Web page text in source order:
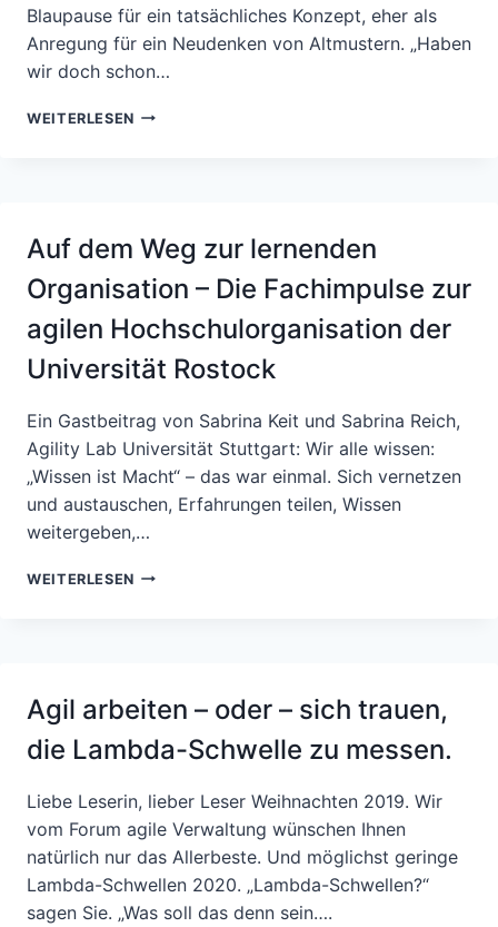
Blaupause für ein tatsächliches Konzept, eher als
Anregung für ein Neudenken von Altmustern. „Haben
wir doch schon…
WEITERLESEN NEUES
FOLGE
Auf dem Weg zur lernenden
Organisation – Die Fachimpulse zur
agilen Hochschulorganisation der
Universität Rostock
Ein Gastbeitrag von Sabrina Keit und Sabrina Reich,
Agility Lab Universität Stuttgart: Wir alle wissen:
„Wissen ist Macht“ – das war einmal. Sich vernetzen
und austauschen, Erfahrungen teilen, Wissen
weitergeben,…
WEITERLESEN AUF
–
FACHIMPULSE
AGILEN
DER
UNIVERSITÄT
ROSTOCK
Agil arbeiten – oder – sich trauen,
die Lambda-Schwelle zu messen.
Liebe Leserin, lieber Leser Weihnachten 2019. Wir
vom Forum agile Verwaltung wünschen Ihnen
natürlich nur das Allerbeste. Und möglichst geringe
Lambda-Schwellen 2020. „Lambda-Schwellen?“
sagen Sie. „Was soll das denn sein….